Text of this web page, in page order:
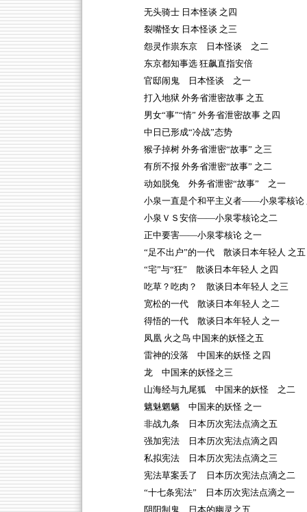
无头骑士 日本怪谈 之四
裂嘴怪女 日本怪谈 之三
怨灵作祟东京 日本怪谈 之二
东京都知事选 狂飙直指安倍
官邸闹鬼 日本怪谈 之一
打入地狱 外务省泄密故事 之五
男女“事”“情” 外务省泄密故事 之四
中日已形成“冷战”态势
猴子掉树 外务省泄密“故事” 之三
有所不报 外务省泄密“故事” 之二
动如脱兔 外务省泄密“故事” 之一
小泉一直是个和平主义者——小泉零核论
小泉ＶＳ安倍——小泉零核论之二
正中要害——小泉零核论 之一
“足不出户”的一代 散谈日本年轻人 之五
“宅”与“狂” 散谈日本年轻人 之四
吃草？吃肉？ 散谈日本年轻人 之三
宽松的一代 散谈日本年轻人 之二
得悟的一代 散谈日本年轻人 之一
凤凰 火之鸟 中国来的妖怪之五
雷神的没落 中国来的妖怪 之四
龙 中国来的妖怪之三
山海经与九尾狐 中国来的妖怪 之二
魑魅魍魉 中国来的妖怪 之一
非战九条 日本历次宪法点滴之五
强加宪法 日本历次宪法点滴之四
私拟宪法 日本历次宪法点滴之三
宪法草案丢了 日本历次宪法点滴之二
“十七条宪法” 日本历次宪法点滴之一
阴阳制鬼 日本的幽灵之五